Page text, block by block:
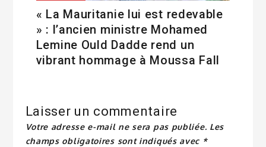
« La Mauritanie lui est redevable
» : l’ancien ministre Mohamed
Lemine Ould Dadde rend un
vibrant hommage à Moussa Fall
Laisser un commentaire
Votre adresse e-mail ne sera pas publiée. Les
champs obligatoires sont indiqués avec *